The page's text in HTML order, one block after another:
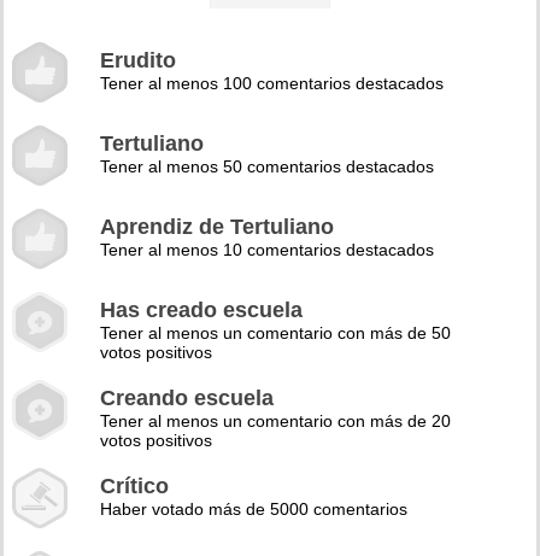
Erudito
Tener al menos 100 comentarios destacados
Tertuliano
Tener al menos 50 comentarios destacados
Aprendiz de Tertuliano
Tener al menos 10 comentarios destacados
Has creado escuela
Tener al menos un comentario con más de 50
votos positivos
Creando escuela
Tener al menos un comentario con más de 20
votos positivos
Crítico
Haber votado más de 5000 comentarios